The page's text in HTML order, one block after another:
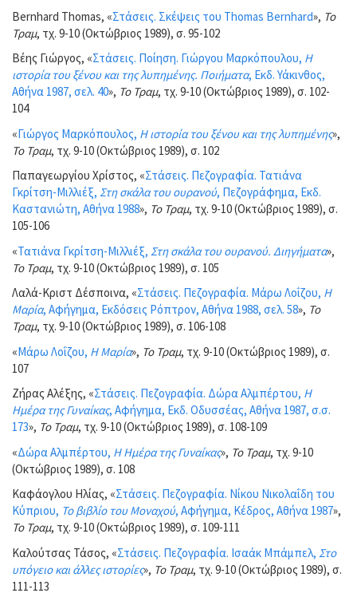
Bernhard Thomas, «Στάσεις. Σκέψεις του Thomas Bernhard», Το
Τραμ, τχ. 9-10 (Οκτώβριος 1989), σ. 95-102
Βέης Γιώργος, «Στάσεις. Ποίηση. Γιώργου Μαρκόπουλου, Η
ιστορία του ξένου και της λυπημένης. Ποιήματα, Εκδ. Υάκινθος,
Αθήνα 1987, σελ. 40», Το Τραμ, τχ. 9-10 (Οκτώβριος 1989), σ. 102-
104
«Γιώργος Μαρκόπουλος, Η ιστορία του ξένου και της λυπημένης»,
Το Τραμ, τχ. 9-10 (Οκτώβριος 1989), σ. 102
Παπαγεωργίου Χρίστος, «Στάσεις. Πεζογραφία. Τατιάνα
Γκρίτση-Μιλλιέξ, Στη σκάλα του ουρανού, Πεζογράφημα, Εκδ.
Καστανιώτη, Αθήνα 1988», Το Τραμ, τχ. 9-10 (Οκτώβριος 1989), σ.
105-106
«Τατιάνα Γκρίτση-Μιλλιέξ, Στη σκάλα του ουρανού. Διηγήματα»,
Το Τραμ, τχ. 9-10 (Οκτώβριος 1989), σ. 105
Λαλά-Κριστ Δέσποινα, «Στάσεις. Πεζογραφία. Μάρω Λοΐζου, Η
Μαρία, Αφήγημα, Εκδόσεις Ρόπτρον, Αθήνα 1988, σελ. 58», Το
Τραμ, τχ. 9-10 (Οκτώβριος 1989), σ. 106-108
«Μάρω Λοΐζου, Η Μαρία», Το Τραμ, τχ. 9-10 (Οκτώβριος 1989), σ.
107
Ζήρας Αλέξης, «Στάσεις. Πεζογραφία. Δώρα Αλμπέρτου, Η
Ημέρα της Γυναίκας, Αφήγημα, Εκδ. Οδυσσέας, Αθήνα 1987, σ.σ.
173», Το Τραμ, τχ. 9-10 (Οκτώβριος 1989), σ. 108-109
«Δώρα Αλμπέρτου, Η Ημέρα της Γυναίκας», Το Τραμ, τχ. 9-10
(Οκτώβριος 1989), σ. 108
Καφάογλου Ηλίας, «Στάσεις. Πεζογραφία. Νίκου Νικολαΐδη του
Κύπριου, Το βιβλίο του Μοναχού, Αφήγημα, Κέδρος, Αθήνα 1987»,
Το Τραμ, τχ. 9-10 (Οκτώβριος 1989), σ. 109-111
Καλούτσας Τάσος, «Στάσεις. Πεζογραφία. Ισαάκ Μπάμπελ, Στο
υπόγειο και άλλες ιστορίες», Το Τραμ, τχ. 9-10 (Οκτώβριος 1989), σ.
111-113